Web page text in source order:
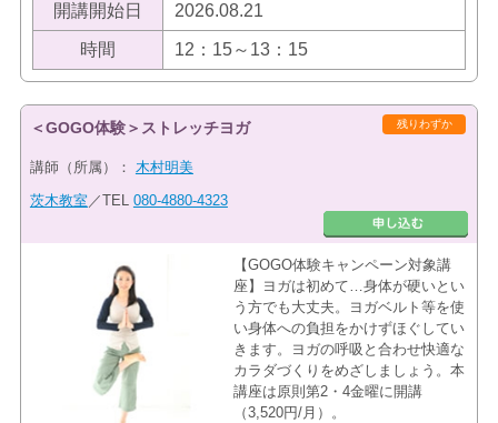
開講開始日 2026.08.21
時間 12：15～13：15
残りわずか
＜GOGO体験＞ストレッチヨガ
講師（所属）： 木村明美
茨木教室 ／TEL 080-4880-4323
【GOGO体験キャンペーン対象講
座】ヨガは初めて…身体が硬いとい
う方でも大丈夫。ヨガベルト等を使
い身体への負担をかけずほぐしてい
きます。ヨガの呼吸と合わせ快適な
カラダづくりをめざしましょう。本
講座は原則第2・4金曜に開講
（3,520円/月）。